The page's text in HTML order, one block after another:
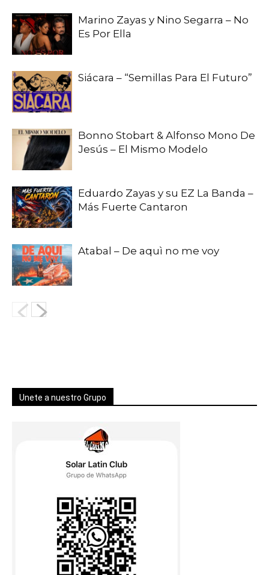
Marino Zayas y Nino Segarra – No
Es Por Ella
Siácara – “Semillas Para El Futuro”
Bonno Stobart & Alfonso Mono De
Jesús – El Mismo Modelo
Eduardo Zayas y su EZ La Banda –
Más Fuerte Cantaron
Atabal – De aquì no me voy
Unete a nuestro Grupo